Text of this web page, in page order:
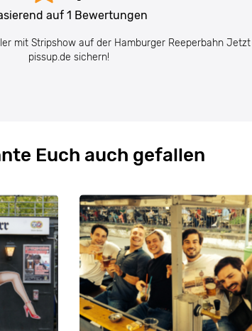
auf 1 Bewertungen
mit Stripshow auf der Hamburger Reeperbahn
pissup.de sichern!
Euch auch gefallen